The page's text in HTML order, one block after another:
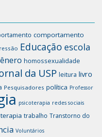
comportamento
Educação escola
homossexualidade
da USP leitura livro
Pesquisadores política Professor
psicoterapia redes sociais
terapia trabalho Transtorno do
Voluntários